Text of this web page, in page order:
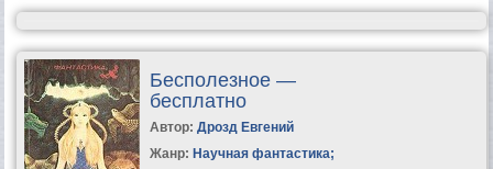
Бесполезное —
бесплатно
Автор: Дрозд Евгений
Жанр: Научная фантастика;